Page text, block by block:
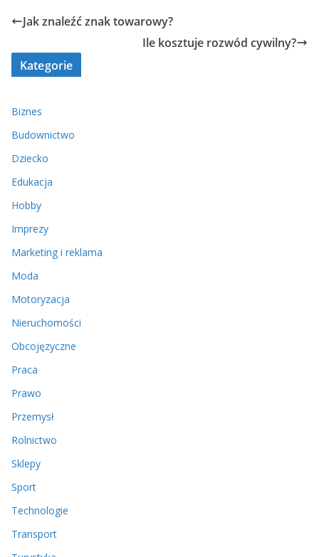
Jak znaleźć znak towarowy?
Ile kosztuje rozwód cywilny?
Kategorie
Biznes
Budownictwo
Dziecko
Edukacja
Hobby
Imprezy
Marketing i reklama
Moda
Motoryzacja
Nieruchomości
Obcojęzyczne
Praca
Prawo
Przemysł
Rolnictwo
Sklepy
Sport
Technologie
Transport